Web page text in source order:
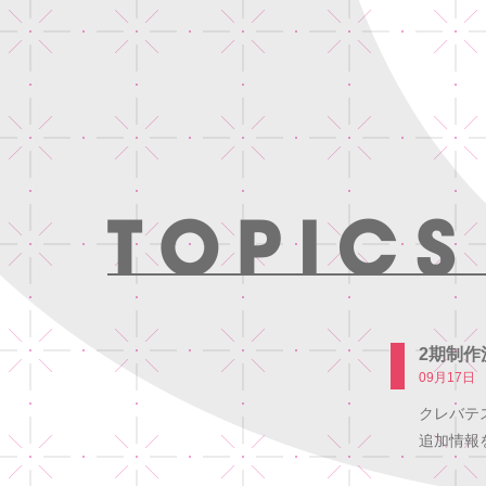
2期制作
09月17日
クレバテ
追加情報